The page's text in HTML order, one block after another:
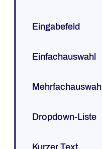
Eingabefeld
Einfachauswahl
Mehrfachauswahl
Dropdown-Liste
Kurzer Text